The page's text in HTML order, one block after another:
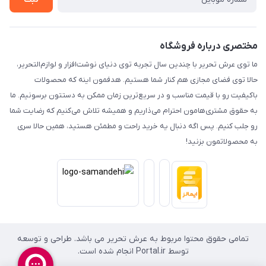
مختصری درباره فروشگاه
ما توی عرش تحریر با چندین سال تجربه توی دنیای نوشت‌افزار و لوازم‌التحریر،
حالا توی فضای مجازی هم کنار شما هستیم. هدفمون اینه که محصولات
باکیفیت رو با قیمت مناسب و در سریع‌ترین زمان ممکن به دستتون برسونیم. ما
به حقوق مشتری‌هامون احترام می‌ذاریم و همیشه تلاش می‌کنیم که رضایت شما
رو جلب کنیم. پس اگه دنبال یه خرید راحت و مطمئن هستید، همین حالا سری
به محصولاتمون بزنید!
تمامی حقوق محتوا مربوط به عرش تحریر می باشد. طراحی و توسعه
توسط Portal.ir انجام شده است.